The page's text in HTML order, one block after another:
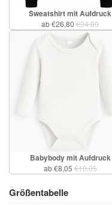
Sweatshirt mit Aufdruck
ab €26,80 €34,80
Babybody mit Aufdruck
ab €8,05€10,05
Größentabelle